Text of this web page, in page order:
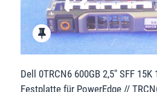
Dell 0TRCN6 600GB 2,5" SFF 15K
Festplatte für PowerEdge //